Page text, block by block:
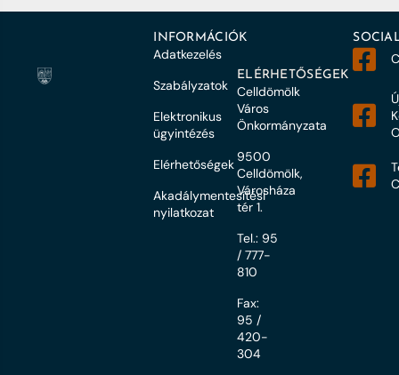
INFORMÁCIÓK
Adatkezelés
Szabályzatok
Elektronikus
ügyintézés
Elérhetőségek
Akadálymentesítési
nyilatkozat
ELÉRHETŐSÉGEK
Celldömölk
Város
Önkormányzata
9500
Celldömölk,
Városháza
tér 1.
Tel.: 95
/ 777-
810
Fax:
95 /
420-
304